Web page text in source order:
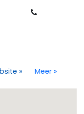
» Meer »